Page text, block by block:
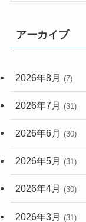
(33)
(248)
アーカイブ
2026年8月 (7)
2026年7月 (31)
2026年6月 (30)
2026年5月 (31)
2026年4月 (30)
2026年3月 (31)